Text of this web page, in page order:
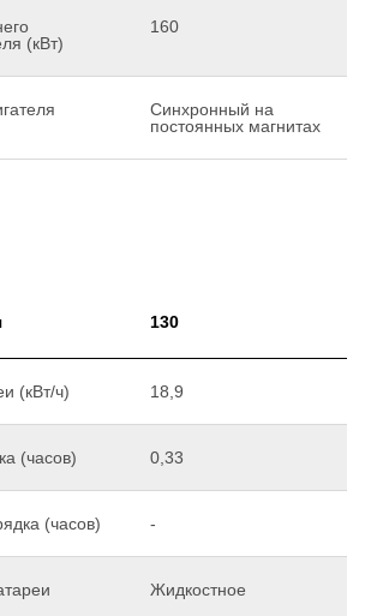
(кВт)
160
Синхронный на
постоянных магнитах
130
(кВт/ч) 18,9
(часов) 0,33
(часов) -
Жидкостное